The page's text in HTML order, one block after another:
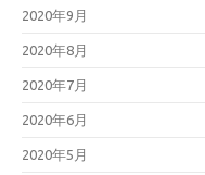
2020年9月
2020年8月
2020年7月
2020年6月
2020年5月